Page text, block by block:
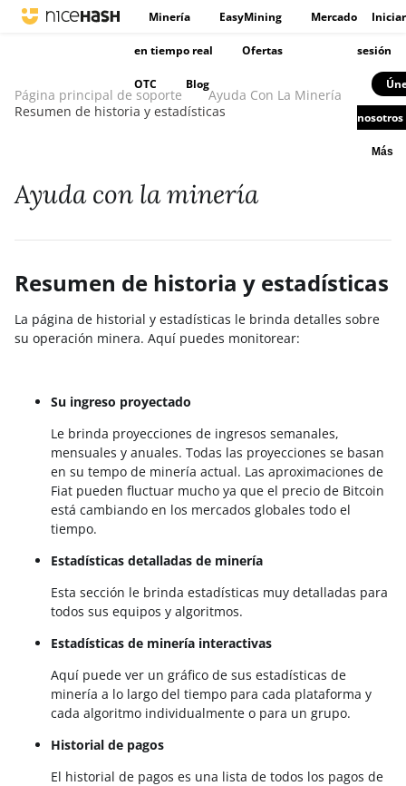
Minería EasyMining Mercado
en tiempo real Ofertas
OTC Blog
Iniciar
sesión
nosotros
Más
Página principal de soporte
Ayuda Con La Minería
Resumen de historia y estadísticas
Ayuda con la minería
Resumen de historia y estadísticas
La página de historial y estadísticas le brinda detalles sobre
su operación minera. Aquí puedes monitorear:
Su ingreso proyectado
Le brinda proyecciones de ingresos semanales,
mensuales y anuales. Todas las proyecciones se basan
en su tempo de minería actual. Las aproximaciones de
Fiat pueden fluctuar mucho ya que el precio de Bitcoin
está cambiando en los mercados globales todo el
tiempo.
Estadísticas detalladas de minería
Esta sección le brinda estadísticas muy detalladas para
todos sus equipos y algoritmos.
Estadísticas de minería interactivas
Aquí puede ver un gráfico de sus estadísticas de
minería a lo largo del tiempo para cada plataforma y
cada algoritmo individualmente o para un grupo.
Historial de pagos
El historial de pagos es una lista de todos los pagos de